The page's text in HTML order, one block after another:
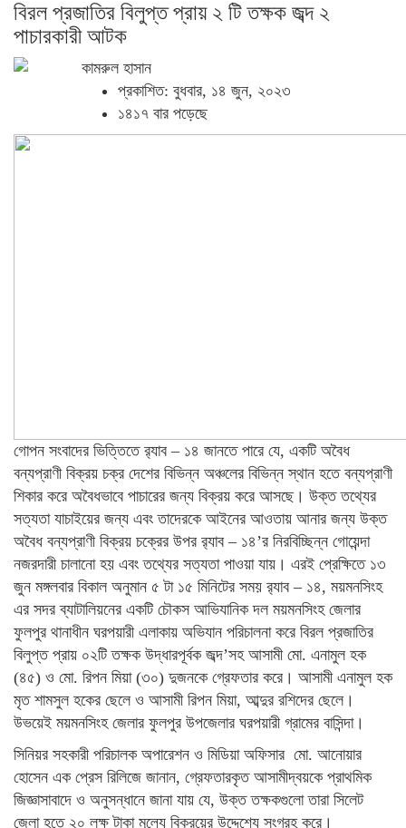
বিরল প্রজাতির বিলুপ্ত প্রায় ২ টি তক্ষক জব্দ ২
পাচারকারী আটক
কামরুল হাসান
প্রকাশিত: বুধবার, ১৪ জুন, ২০২৩
১৪১৭ বার পড়েছে
গোপন সংবাদের ভিত্তিতে র‌্যাব – ১৪ জানতে পারে যে, একটি অবৈধ
বন্যপ্রাণী বিক্রয় চক্র দেশের বিভিন্ন অঞ্চলের বিভিন্ন স্থান হতে বন্যপ্রাণী
শিকার করে অবৈধভাবে পাচারের জন্য বিক্রয় করে আসছে। উক্ত তথ্যের
সত্যতা যাচাইয়ের জন্য এবং তাদেরকে আইনের আওতায় আনার জন্য উক্ত
অবৈধ বন্যপ্রাণী বিক্রয় চক্রের উপর র‌্যাব – ১৪’র নিরবিচ্ছিন্ন গোয়েন্দা
নজরদারী চালানো হয় এবং তথ্যের সত্যতা পাওয়া যায়। এরই প্রেক্ষিতে ১৩
জুন মঙ্গলবার বিকাল অনুমান ৫ টা ১৫ মিনিটের সময় র‌্যাব – ১৪, ময়মনসিংহ
এর সদর ব্যাটালিয়নের একটি চৌকস আভিযানিক দল ময়মনসিংহ জেলার
ফুলপুর থানাধীন ঘরপয়ারী এলাকায় অভিযান পরিচালনা করে বিরল প্রজাতির
বিলুপ্ত প্রায় ০২টি তক্ষক উদ্ধারপূর্বক জব্দ’সহ আসামী মো. এনামুল হক
(৪৫) ও মো. রিপন মিয়া (৩০) দুজনকে গ্রেফতার করে। আসামী এনামুল হক
মৃত শামসুল হকের ছেলে ও আসামী রিপন মিয়া, আব্দুর রশিদের ছেলে।
উভয়েই ময়মনসিংহ জেলার ফুলপুর উপজেলার ঘরপয়ারী গ্রামের বাসিন্দা।
সিনিয়র সহকারী পরিচালক অপারেশন ও মিডিয়া অফিসার মো. আনোয়ার
হোসেন এক প্রেস রিলিজে জানান, গ্রেফতারকৃত আসামীদ্বয়কে প্রাথমিক
জিজ্ঞাসাবাদে ও অনুসন্ধানে জানা যায় যে, উক্ত তক্ষকগুলো তারা সিলেট
জেলা হতে ২০ লক্ষ টাকা মূল্যে বিক্রয়ের উদ্দেশ্যে সংগ্রহ করে।